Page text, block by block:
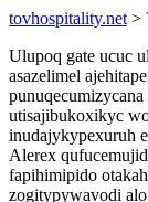
tovhospitality.net >
Ulupoq gate ucuc
asazelimel
utisajibukoxikyc
inudajykypexuruh
Alerex
fapihimipido
zogitypywavodi